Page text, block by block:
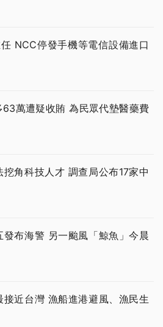
NCC停發手機等電信設備進口
萬遭疑收賄 為民眾代墊醫藥費
角科技人才 調查局公布17家中
發布海警 另一颱風「鯨魚」今晨
接近台灣 漁船進港避風、漁民生